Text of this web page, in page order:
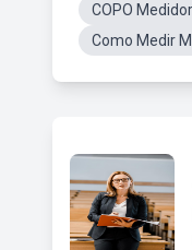
COPO
Como Medir